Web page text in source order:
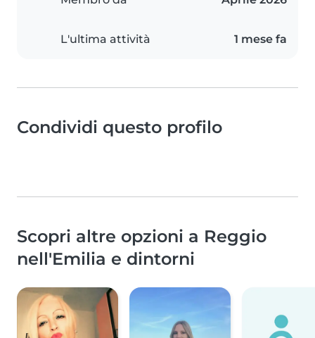
L'ultima attività 1 mese fa
Condividi questo profilo
Scopri altre opzioni a Reggio
nell'Emilia e dintorni